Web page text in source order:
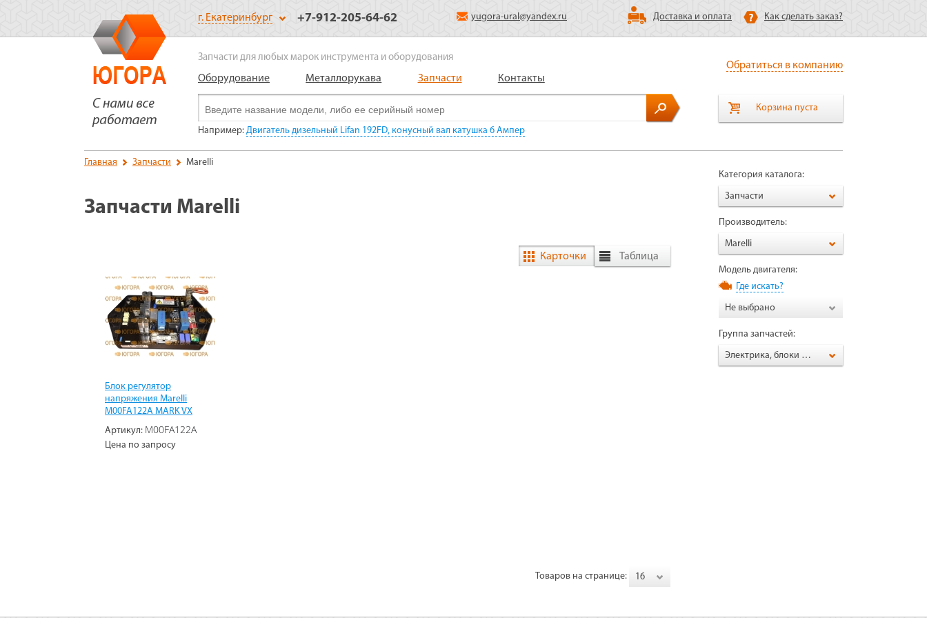
г. Екатеринбург +7-912-205-64-62 yugora-ural@yandex.ru Доставка и оплата Как сделать заказ?
Запчасти для любых марок инструмента и оборудования
Оборудование Металлорукава Запчасти Контакты
Обратиться в компанию
Корзина пуста
Например: Двигатель дизельный Lifan 192FD, конусный вал катушка 6 Ампер
Главная Запчасти
Marelli
Категория каталога:
Запчасти
Производитель:
Marelli
Модель двигателя:
Где искать?
Не выбрано
Группа запчастей:
Электрика, блоки AVR, щётки, зип для генератора
Запчасти Marelli
Карточки Таблица
Блок регулятор
напряжения Marelli
M00FA122A MARK VX
Артикул: M00FA122A
Цена по запросу
Товаров на странице: 16